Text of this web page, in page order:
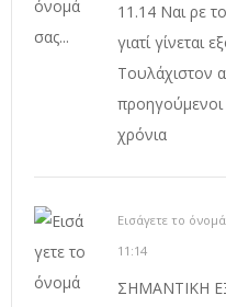
11.14 Ναι ρε
γιατί γίνεται
Τουλάχιστον
προηγούμενοι
χρόνια
Εισάγετε το
11:14
ΣΗΜΑΝΤΙΚΗ